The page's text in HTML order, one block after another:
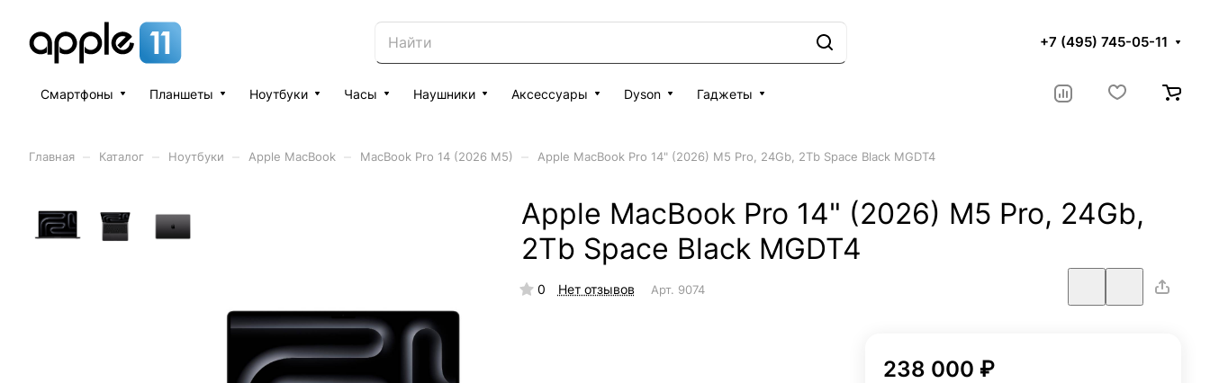
+7 (495) 745-05-11
Смартфоны Планшеты Ноутбуки Часы Наушники Аксессуары Dyson Гаджеты
Главная Каталог Ноутбуки Apple MacBook MacBook Pro 14 (2026 M5) Apple MacBook Pro 14" (2026) M5 Pro, 24Gb, 2Tb Space Black MGDT4
Apple MacBook Pro 14" (2026) M5 Pro, 24Gb,
2Tb Space Black MGDT4
0 Нет отзывов Арт. 9074
238 000 ₽